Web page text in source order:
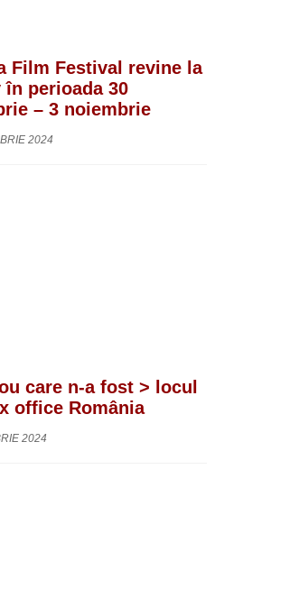
Film Festival revine la
în perioada 30
– 3 noiembrie
2024
care n-a fost > locul
office România
2024